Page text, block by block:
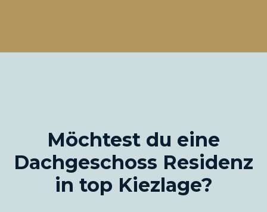
Möchtest du eine
Dachgeschoss Residenz
in top Kiezlage?